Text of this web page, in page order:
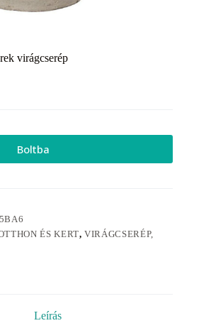
virágcserép
Boltba
ÉS KERT,VIRÁGCSERÉP,
Leírás